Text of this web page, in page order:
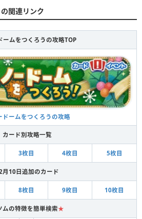
関連リンク
ームをつくろうの攻略TOP
ドームをつくろうの攻略
カード別攻略一覧
3枚目 4枚目 5枚目
月10日追加のカード
8枚目 9枚目 10枚目
ムの特徴を簡単検索★